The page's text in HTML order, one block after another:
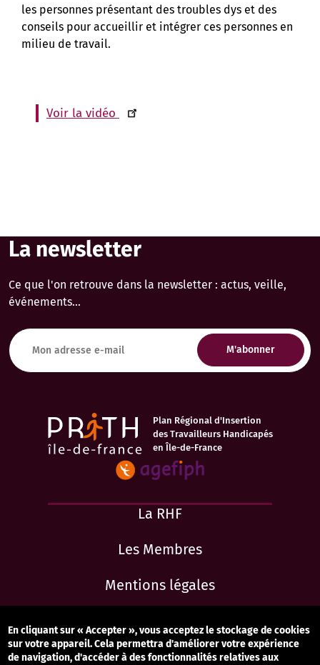
les personnes présentant des troubles dys et des
conseils pour accueillir et intégrer ces personnes en
milieu de travail.
Voir la vidéo
La newsletter
Ce que l'on retrouve dans la newsletter : actus, veille,
événements...
Plan Régional d'Insertion
des Travailleurs Handicapés
en Île-de-France
La RHF
Les Membres
Mentions légales
Accessibilité : totalement conforme
Contact
En cliquant sur « Accepter », vous acceptez le stockage de cookies
sur votre appareil. Cela permettra d'améliorer votre expérience
de navigation, d'accéder à des fonctionnalités relatives aux